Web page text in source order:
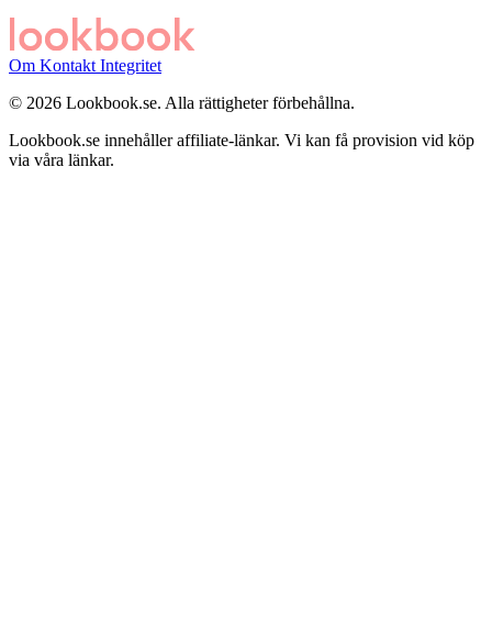
Om Kontakt Integritet
© 2026 Lookbook.se. Alla rättigheter förbehållna.
Lookbook.se innehåller affiliate-länkar. Vi kan få provision vid köp
via våra länkar.